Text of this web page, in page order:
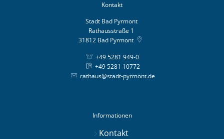
Kontakt
Stadt Bad Pyrmont
Rathausstraße 1
31812 Bad Pyrmont
+49 5281 949-0
+49 5281 10772
rathaus@stadt-pyrmont.de
Informationen
Kontakt